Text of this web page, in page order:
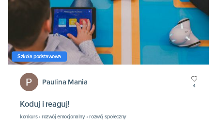
Szkoła podstawowa
Paulina Mania 4
Koduj i reaguj!
konkurs • rozwój emocjonalny • rozwój społeczny